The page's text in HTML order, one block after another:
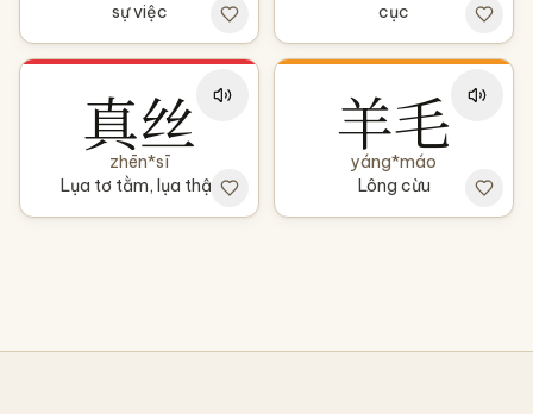
sự việc
cục
真丝
zhēn*sī
Lụa tơ tằm, lụa thật
羊毛
yáng*máo
Lông cừu